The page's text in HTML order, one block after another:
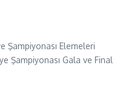
Şampiyonası Elemeleri
Şampiyonası Gala ve Final